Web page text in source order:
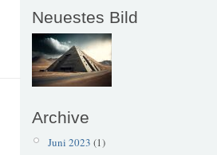
Neuestes Bild
Archive
Juni 2023 (1)